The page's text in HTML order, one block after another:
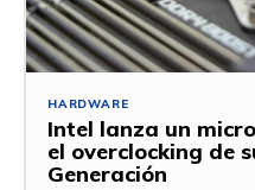
HARDWARE
Intel lanza un
el overclocking de
Generación